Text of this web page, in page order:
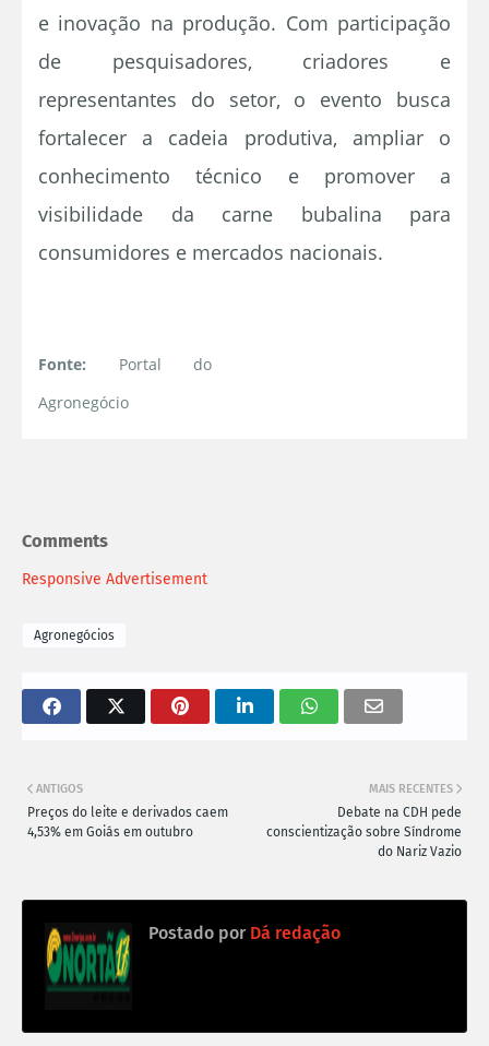
e inovação na produção. Com participação
de pesquisadores, criadores e
representantes do setor, o evento busca
fortalecer a cadeia produtiva, ampliar o
conhecimento técnico e promover a
visibilidade da carne bubalina para
consumidores e mercados nacionais.
Fonte:
Portal do
Agronegócio
Comments
Responsive Advertisement
Agronegócios
MAIS RECENTES
Debate na CDH pede
conscientização sobre Síndrome
do Nariz Vazio
ANTIGOS
Preços do leite e derivados caem
4,53% em Goiás em outubro
Postado por Dá redação